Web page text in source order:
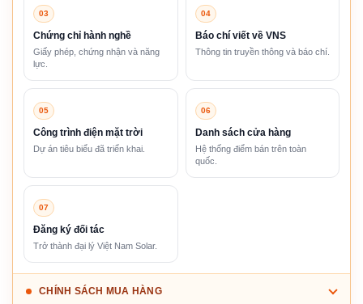
03
Chứng chỉ hành nghề
Giấy phép, chứng nhận và năng
lực.
04
Báo chí viết về VNS
Thông tin truyền thông và báo chí.
05
Công trình điện mặt trời
Dự án tiêu biểu đã triển khai.
06
Danh sách cửa hàng
Hệ thống điểm bán trên toàn
quốc.
07
Đăng ký đối tác
Trở thành đại lý Việt Nam Solar.
CHÍNH SÁCH MUA HÀNG